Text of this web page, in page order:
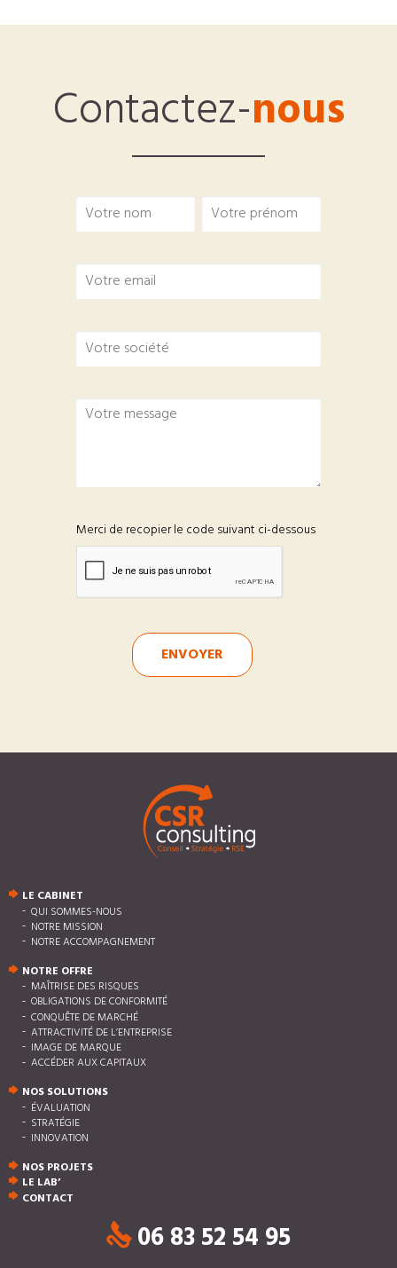
Contactez-nous
Merci de recopier le code suivant ci-dessous
ENVOYER
LE CABINET
QUI SOMMES-NOUS
NOTRE MISSION
NOTRE ACCOMPAGNEMENT
NOTRE OFFRE
MAÎTRISE DES RISQUES
OBLIGATIONS DE CONFORMITÉ
CONQUÊTE DE MARCHÉ
ATTRACTIVITÉ DE L’ENTREPRISE
IMAGE DE MARQUE
ACCÉDER AUX CAPITAUX
NOS SOLUTIONS
ÉVALUATION
STRATÉGIE
INNOVATION
NOS PROJETS
LE LAB’
CONTACT
06 83 52 54 95